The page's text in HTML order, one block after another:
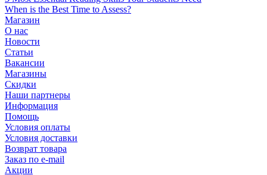
When is the Best Time to Assess?
Магазин
О нас
Новости
Статьи
Вакансии
Магазины
Скидки
Наши партнеры
Информация
Помощь
Условия оплаты
Условия доставки
Возврат товара
Заказ по e-mail
Акции